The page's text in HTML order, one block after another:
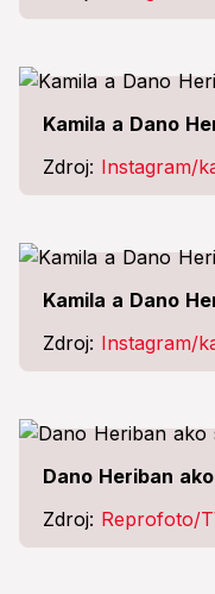
Kamila a Dano
Zdroj: Instagram/
Kamila a Dano
Zdroj: Instagram/
Dano Heriban
Zdroj: Reprofoto/